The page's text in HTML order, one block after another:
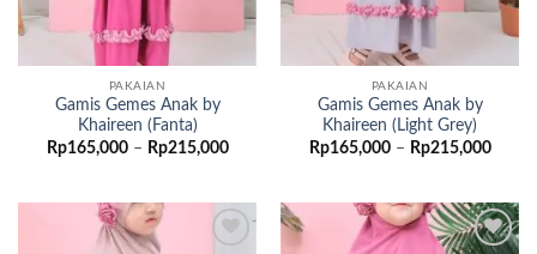
PAKAIAN
Gamis Gemes Anak by
Khaireen (Fanta)
Rp165,000 – Rp215,000Rentang
Rp215,000
PAKAIAN
Gamis Gemes Anak by
Khaireen (Light Grey)
Rp165,000 – Rp215,000